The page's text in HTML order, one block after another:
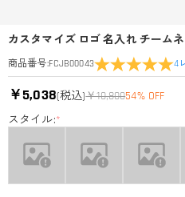
カスタマイズ ロゴ 名入れ チーム
商品番号:FCJB00043 4
￥5,038(税込)￥10,80054% OFF
スタイル:*